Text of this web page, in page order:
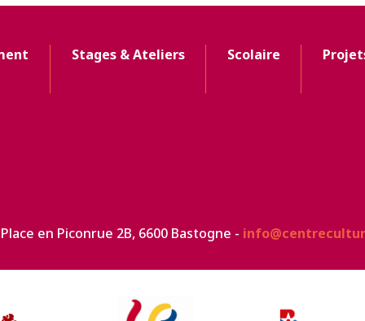
Stages & Ateliers Scolaire
en Piconrue 2B, 6600 Bastogne -